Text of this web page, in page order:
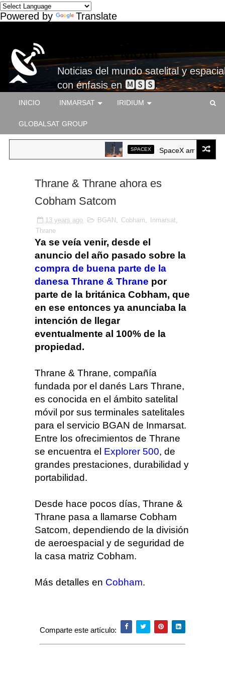
Powered by Translate
Satelital-Móvil
Noticias del mundo satelital y
con énfasis en 🅼🆂🆂.
INICIO INMARSAT IRIDIUM
GLOBALSAT GROUP
SPACEX SpaceX ameriza
Thrane & Thrane ahora es
Cobham Satcom
13 years ago BGAN , Cobham, Inmarsat,
Thrane
Ya se veía venir, desde el
anuncio del año pasado sobre la
compra de buena parte de la
danesa Thrane & Thrane por
parte de la británica Cobham, que
en ese entonces ya anunciaba la
intención de llegar
eventualmente al 100% de la
propiedad.
Thrane & Thrane, compañía
fundada por el danés Lars Thrane,
es conocida en el ámbito satelital
móvil por sus terminales satelitales
para el servicio BGAN de Inmarsat.
Entre los ofrecimientos de Thrane
se encuentra el Explorer 500, de
grandes prestaciones, durabilidad y
portabilidad.
Desde hace pocos días, Thrane &
Thrane pasa a llamarse Cobham
Satcom, dependiendo de la división
de aeroespacial y de seguridad de
la casa matriz Cobham.
Más detalles en Cobham.
Comparte este artículo: